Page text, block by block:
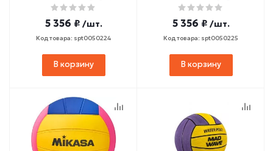
5 356 ₽ /шт.
Код товара: spt0050224
В корзину
5 356 ₽ /шт.
Код товара: spt0050225
В корзину